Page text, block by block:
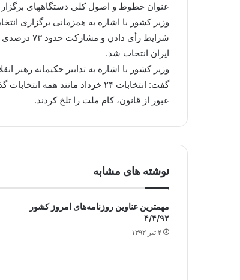
عنوان خطوط و اصول کلی دستگاههای برگزار
ایران انتخاب شد.
وزیر کشور با اشاره به تدابیر حکیمانه
عبور از قانون، کام ملت را تلخ کردند.
نوشته های مشابه
مهمترین عناوین روزنامه‌های امروز کشور
۴/۴/۹۲
۴ تیر ۱۳۹۲